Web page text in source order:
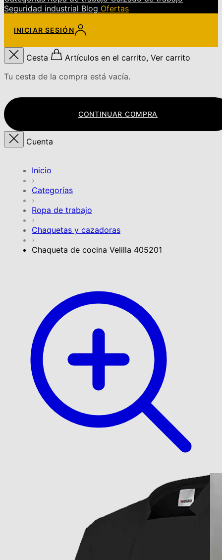
Seguridad industrial Blog Ofertas
INICIAR SESIÓN
Cesta
Artículos en el carrito, Ver carrito
Tu cesta de la compra está vacía.
CONTINUAR COMPRA
Cuenta
Inicio
›
Categorías
›
Ropa de trabajo
›
Chaquetas y cazadoras
›
Chaqueta de cocina Velilla 405201